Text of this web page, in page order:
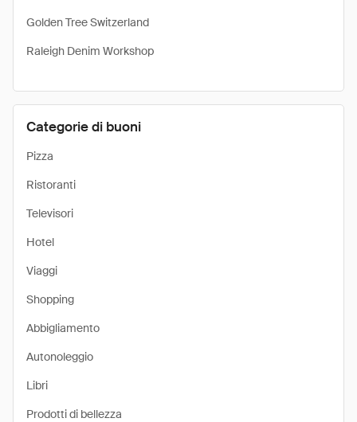
Golden Tree Switzerland
Raleigh Denim Workshop
Categorie di buoni
Pizza
Ristoranti
Televisori
Hotel
Viaggi
Shopping
Abbigliamento
Autonoleggio
Libri
Prodotti di bellezza